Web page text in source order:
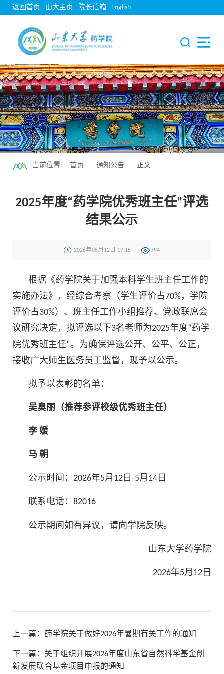
返回首页 山大主页 院长信箱 English
当前位置: 首页 - 通知公告 - 正文
2025年度“药学院优秀班主任”评选
结果公示
2026年05月12日 17:15 794
根据《药学院关于加强本科学生班主任工作的
实施办法》，经综合考察（学生评价占70%，学院
评价占30%）、班主任工作小组推荐、党政联席会
议研究决定，拟评选以下3名老师为2025年度“药学
院优秀班主任”。为确保评选公开、公平、公正，
接收广大师生医务员工监督，现予以公示。
拟予以表彰的名单：
吴奥丽（推荐参评校级优秀班主任）
李 媛
马 朝
公示时间：2026年5月12日-5月14日
联系电话：82016
公示期间如有异议，请向学院反映。
山东大学药学院
2026年5月12日
上一篇： 药学院关于做好2026年暑期有关工作的通知
下一篇： 关于组织开展2026年度山东省自然科学基金创
新发展联合基金项目申报的通知